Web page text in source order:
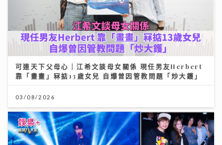
可連天下父母心｜江希文談母女關係 現任男友Herbert
靠「畫畫」冧掂13歲女兒 自爆曾因管教問題「炒大鑊」
03/08/2026